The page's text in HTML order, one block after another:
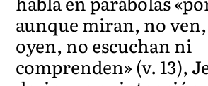
aunque miran, no
oyen, no escuchan ni
comprenden» (v. 13),